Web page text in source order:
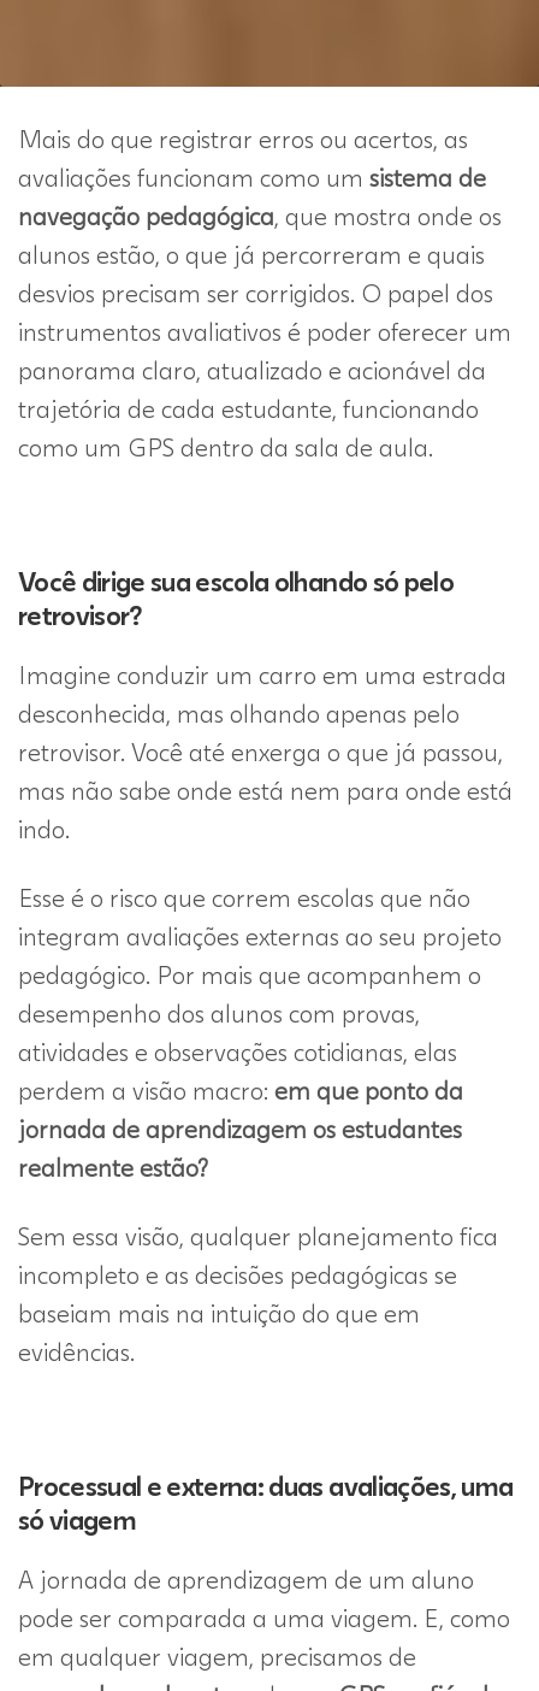
Mais do que registrar erros ou acertos, as
avaliações funcionam como umsistema de
navegação pedagógica, que mostra onde os
alunos estão, o que já percorreram e quais
desvios precisam ser corrigidos. O papel dos
instrumentos avaliativos é poder oferecer um
panorama claro, atualizado e acionável da
trajetória de cada estudante, funcionando
como um GPS dentro da sala de aula.
Você dirige sua escola olhando só pelo
retrovisor?
Imagine conduzir um carro em uma estrada
desconhecida, mas olhando apenas pelo
retrovisor. Você até enxerga o que já passou,
mas não sabe onde está nem para onde está
indo.
Esse é o risco que correm escolas que não
integram avaliações externas ao seu projeto
pedagógico. Por mais que acompanhem o
desempenho dos alunos com provas,
atividades e observações cotidianas, elas
perdem a visão macro:em que ponto da
jornada de aprendizagem os estudantes
realmente estão?
Sem essa visão, qualquer planejamento fica
incompleto e as decisões pedagógicas se
baseiam mais na intuição do que em
evidências.
Processual e externa: duas avaliações, uma
só viagem
A jornada de aprendizagem de um aluno
pode ser comparada a uma viagem. E, como
em qualquer viagem, precisamos de